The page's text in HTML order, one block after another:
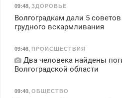
09:48, ЗДОРОВЬЕ
Волгоградкам дали 5
грудного вскармливания
09:46, ПРОИСШЕСТВИЯ
Два человека найдены
Волгоградской области
09:40, ОБЩЕСТВО